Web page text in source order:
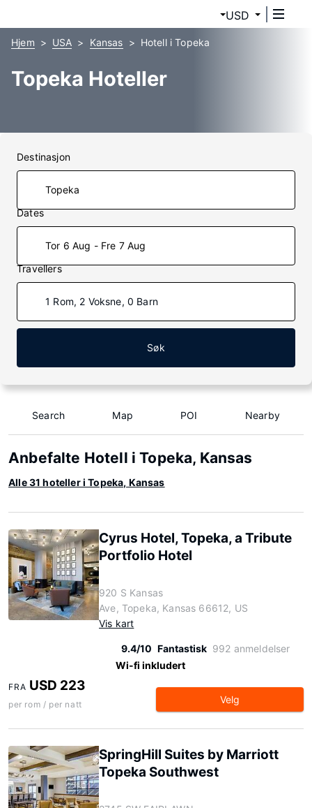
USD
Hjem USA Kansas Hotell i Topeka
Topeka Hoteller
Destinasjon
Dates
Tor 6 Aug - Fre 7 Aug
Travellers
1 Rom, 2 Voksne, 0 Barn
Søk
Search Map POI Nearby
Anbefalte Hotell i Topeka, Kansas
Alle 31 hoteller i Topeka, Kansas
Cyrus Hotel, Topeka, a Tribute
Portfolio Hotel
920 S Kansas
Ave, Topeka, Kansas 66612, US
Vis kart
9.4/10 Fantastisk 992 anmeldelser
Wi-fi inkludert
FRA USD 223
per rom / per natt Velg
SpringHill Suites by Marriott
Topeka Southwest